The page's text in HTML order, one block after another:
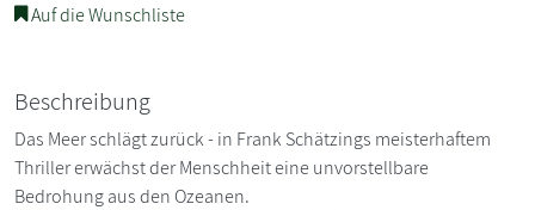
Auf die Wunschliste
Beschreibung
Das Meer schlägt zurück - in Frank Schätzings meisterhaftem
Thriller erwächst der Menschheit eine unvorstellbare
Bedrohung aus den Ozeanen.